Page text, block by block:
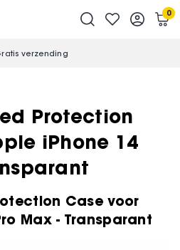
verzending
0
Protection
iPhone 14
Case voor
Max - Transparant